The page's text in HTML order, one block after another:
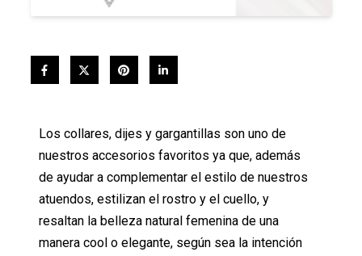
Los collares, dijes y gargantillas son uno de
nuestros accesorios favoritos ya que, además
de ayudar a complementar el estilo de nuestros
atuendos, estilizan el rostro y el cuello, y
resaltan la belleza natural femenina de una
manera cool o elegante, según sea la intención